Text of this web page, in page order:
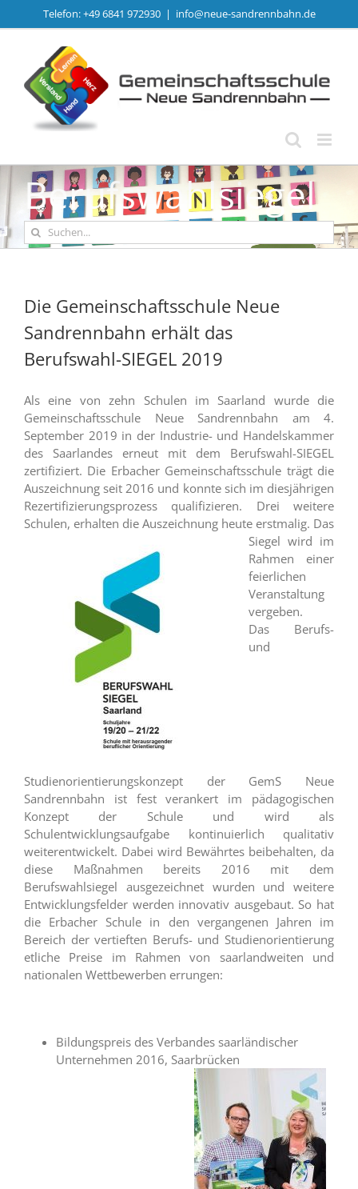
Inhalt
Telefon: +49 6841 972930 | info@neue-sandrennbahn.de
Berufswahlsiegel
Suche
nach:
Die Gemeinschaftsschule Neue
Sandrennbahn erhält das
Berufswahl-SIEGEL 2019
Als eine von zehn Schulen im Saarland wurde die
Gemeinschaftsschule Neue Sandrennbahn am 4.
September 2019 in der Industrie- und Handelskammer
des Saarlandes erneut mit dem Berufswahl-SIEGEL
zertifiziert. Die Erbacher Gemeinschaftsschule trägt die
Auszeichnung seit 2016 und konnte sich im diesjährigen
Rezertifizierungsprozess qualifizieren. Drei weitere
Schulen, erhalten die Auszeichnung heute erstmalig. Das
Siegel wird im
Rahmen einer
feierlichen
Veranstaltung
vergeben.
Das Berufs-
und
Studienorientierungskonzept der GemS Neue
Sandrennbahn ist fest verankert im pädagogischen
Konzept der Schule und wird als
Schulentwicklungsaufgabe kontinuierlich qualitativ
weiterentwickelt. Dabei wird Bewährtes beibehalten, da
diese Maßnahmen bereits 2016 mit dem
Berufswahlsiegel ausgezeichnet wurden und weitere
Entwicklungsfelder werden innovativ ausgebaut. So hat
die Erbacher Schule in den vergangenen Jahren im
Bereich der vertieften Berufs- und Studienorientierung
etliche Preise im Rahmen von saarlandweiten und
nationalen Wettbewerben errungen:
Bildungspreis des Verbandes saarländischer
Unternehmen 2016, Saarbrücken